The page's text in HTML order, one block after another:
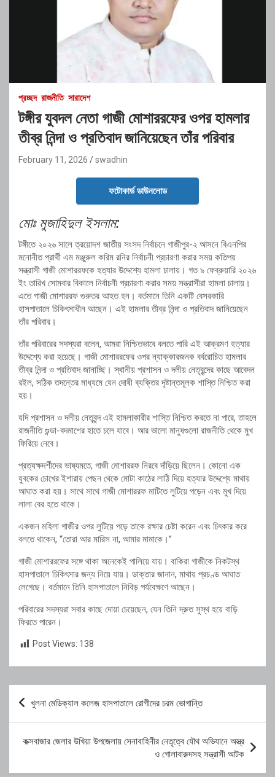
প্রচ্ছদ রাজনীতি সারাদেশ
টঙ্গীর যুবদল নেতা গাজী মোশাররফের ওপর হামলার
তীব্র নিন্দা ও প্রতিবাদ জানিয়েছেন তাঁর পরিবার
February 11, 2026 swadhin
ফটোকার্ড ডাউনলোড
মোঃ মুজাহিদুল ইসলাম:
টঙ্গীতে ২০২৬ সালে ত্রয়োদশ জাতীয় সংসদ নির্বাচনে গাজীপুর-২ আসনে বিএনপির
মনোনীত প্রার্থী এম মঞ্জুরুল করিম রনির নির্বাচনী প্রচারণা করার সময় কতিপয়
সন্ত্রাসী গাজী মোশাররফকে হত্যার উদ্দেশ্যে হামলা চালায়। গত ৯ ফেব্রুয়ারি ২০২৬
ইং তারিখ সোমবার বিকালে নির্বাচনী প্রচারণা করার সময় সন্ত্রাসীরা হামলা চালায়।
এতে গাজী মোশাররফ গুরুতর আহত হন। বর্তমানে তিনি একটি বেসরকারি
হাসপাতালে চিকিৎসাধীন আছেন। এই হামলার তীব্র নিন্দা ও প্রতিবাদ জানিয়েছেন
তাঁর পরিবার।
তাঁর পরিবারের সদস্যরা বলেন, আমরা নিশ্চিতভাবে বলতে পারি এই আক্রমণ হত্যার
উদ্দেশ্যে করা হয়েছে। গাজী মোশাররফের ওপর ন্যাক্কারজনক বর্বরোচিত হামলার
তীব্র নিন্দা ও প্রতিবাদ জানাচ্ছি। স্থানীয় প্রশাসন ও দলীয় নেতৃবৃন্দের কাছে আবেদন
রইল, সঠিক তদন্তের মাধ্যমে যেন দোষী ব্যক্তির দৃষ্টান্তমূলক শাস্তি নিশ্চিত করা
হয়।
যদি প্রশাসন ও দলীয় নেতৃবৃন্দ এই হামলাকারীর শাস্তি নিশ্চিত করতে না পারে, তাহলে
রাজনীতি গুন্ডা-বদমাশের হাতে চলে যাবে। আর ভালো মানুষগুলো রাজনীতি থেকে মুখ
ফিরিয়ে নেবে।
প্রত্যক্ষদর্শীদের ভাষ্যমতে, গাজী মোশাররফ নিরবে দাঁড়িয়ে ছিলেন। কোনো এক
যুবকের চোখের ইশারায় পেছন থেকে মোটা কাঠের লাঠি দিয়ে হত্যার উদ্দেশ্যে মাথায়
আঘাত করা হয়। সাথে সাথে গাজী মোশাররফ মাটিতে লুটিয়ে পড়েন এবং মুখ দিয়ে
লালা বের হতে থাকে।
একজন মহিলা গাজীর ওপর লুটিয়ে পড়ে তাকে রক্ষার চেষ্টা করেন এবং চিৎকার করে
বলতে থাকেন, “তোরা আর মারিস না, আমার মামাকে।”
গাজী মোশাররফের সঙ্গে থাকা অনেকেই পালিয়ে যায়। বাকিরা গাজীকে নিকটস্থ
হাসপাতালে চিকিৎসার জন্য নিয়ে যায়। ডাক্তার জানান, মাথায় প্রচণ্ড আঘাত
লেগেছে। বর্তমানে তিনি হাসপাতালে নিবিড় পর্যবেক্ষণে আছেন।
পরিবারের সদস্যরা সবার কাছে দোয়া চেয়েছেন, যেন তিনি দ্রুত সুস্থ হয়ে বাড়ি
ফিরতে পারেন।
Post Views: 138
Post
navigation
খুলনা মেডিক্যাল কলেজ হাসপাতালে রোগীদের চরম ভোগান্তি
কক্সবাজার জেলার উখিয়া উপজেলায় সেনাবাহিনীর নেতৃত্বে যৌথ অভিযানে অস্ত্র
ও গোলাবারুদসহ সন্ত্রাসী আটক